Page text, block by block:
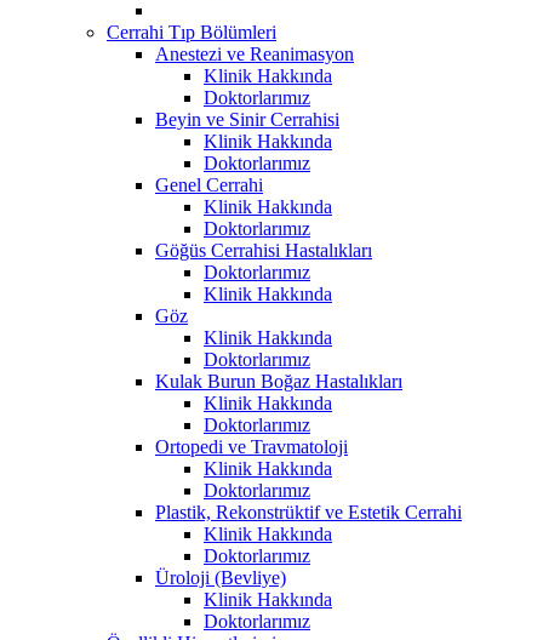
Cerrahi Tıp Bölümleri
Anestezi ve Reanimasyon
Klinik Hakkında
Doktorlarımız
Beyin ve Sinir Cerrahisi
Klinik Hakkında
Doktorlarımız
Genel Cerrahi
Klinik Hakkında
Doktorlarımız
Göğüs Cerrahisi Hastalıkları
Doktorlarımız
Klinik Hakkında
Göz
Klinik Hakkında
Doktorlarımız
Kulak Burun Boğaz Hastalıkları
Klinik Hakkında
Doktorlarımız
Ortopedi ve Travmatoloji
Klinik Hakkında
Doktorlarımız
Plastik, Rekonstrüktif ve Estetik Cerrahi
Klinik Hakkında
Doktorlarımız
Üroloji (Bevliye)
Klinik Hakkında
Doktorlarımız